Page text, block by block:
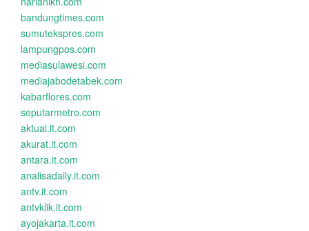
bandungtimes.com
sumutekspres.com
lampungpos.com
mediasulawesi.com
mediajabodetabek.com
kabarflores.com
seputarmetro.com
aktual.it.com
akurat.it.com
antara.it.com
analisadaily.it.com
antv.it.com
antvklik.it.com
ayojakarta.it.com